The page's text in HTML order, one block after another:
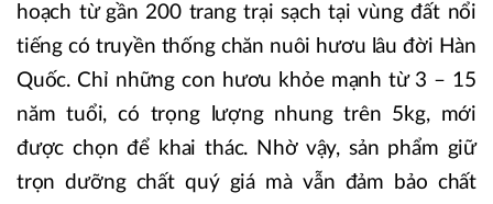
hoạch từ gần 200 trang trại sạch tại vùng đất nổi
tiếng có truyền thống chăn nuôi hươu lâu đời Hàn
Quốc. Chỉ những con hươu khỏe mạnh từ 3 – 15
năm tuổi, có trọng lượng nhung trên 5kg, mới
được chọn để khai thác. Nhờ vậy, sản phẩm giữ
trọn dưỡng chất quý giá mà vẫn đảm bảo chất